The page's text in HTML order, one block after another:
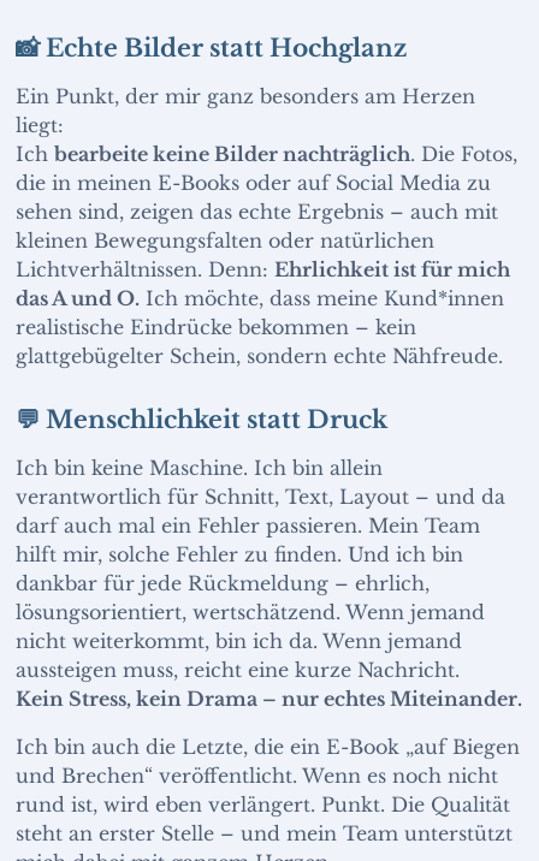
📸 Echte Bilder statt Hochglanz
Ein Punkt, der mir ganz besonders am Herzen
liegt:
Ich bearbeite keine Bilder nachträglich. Die Fotos,
die in meinen E-Books oder auf Social Media zu
sehen sind, zeigen das echte Ergebnis – auch mit
kleinen Bewegungsfalten oder natürlichen
Lichtverhältnissen. Denn: Ehrlichkeit ist für mich
das A und O.Ich möchte, dass meine Kund*innen
realistische Eindrücke bekommen – kein
glattgebügelter Schein, sondern echte Nähfreude.
💬 Menschlichkeit statt Druck
Ich bin keine Maschine. Ich bin allein
verantwortlich für Schnitt, Text, Layout – und da
darf auch mal ein Fehler passieren. Mein Team
hilft mir, solche Fehler zu finden. Und ich bin
dankbar für jede Rückmeldung – ehrlich,
lösungsorientiert, wertschätzend. Wenn jemand
nicht weiterkommt, bin ich da. Wenn jemand
aussteigen muss, reicht eine kurze Nachricht.
Kein Stress, kein Drama – nur echtes Miteinander.
Ich bin auch die Letzte, die ein E-Book „auf Biegen
und Brechen“ veröffentlicht. Wenn es noch nicht
rund ist, wird eben verlängert. Punkt. Die Qualität
steht an erster Stelle – und mein Team unterstützt